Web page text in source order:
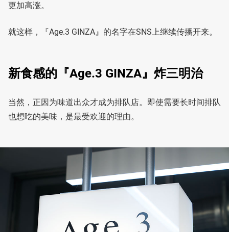
更加高涨。
就这样，『Age.3 GINZA』的名字在SNS上继续传播开来。
新食感的『Age.3 GINZA』炸三明治
当然，正因为味道出众才成为排队店。即使需要长时间排队
也想吃的美味，是最受欢迎的理由。